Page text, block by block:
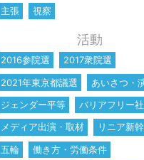
主張 視察
活動
2016参院選
2017衆院選
2021年東京都議選
あいさつ・
ジェンダー平等
バリアフリー
メディア出演・取材
リニア新
五輪
働き方・労働条件